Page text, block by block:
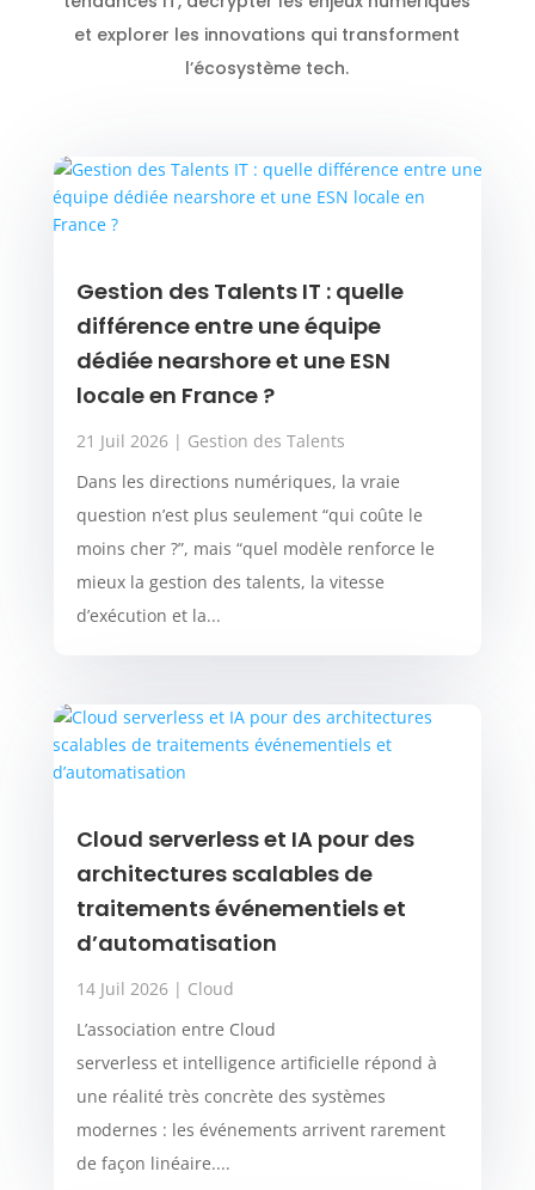
et explorer les innovations qui transforment
l’écosystème tech.
Gestion des Talents IT : quelle
différence entre une équipe
dédiée nearshore et une ESN
locale en France ?
21 Juil 2026| Gestion des Talents
Dans les directions numériques, la vraie
question n’est plus seulement “qui coûte le
moins cher ?”, mais “quel modèle renforce le
mieux la gestion des talents, la vitesse
d’exécution et la...
Cloud serverless et IA pour des
architectures scalables de
traitements événementiels et
d’automatisation
14 Juil 2026| Cloud
L’association entre Cloud
serverless et intelligence artificielle répond à
une réalité très concrète des systèmes
modernes : les événements arrivent rarement
de façon linéaire....